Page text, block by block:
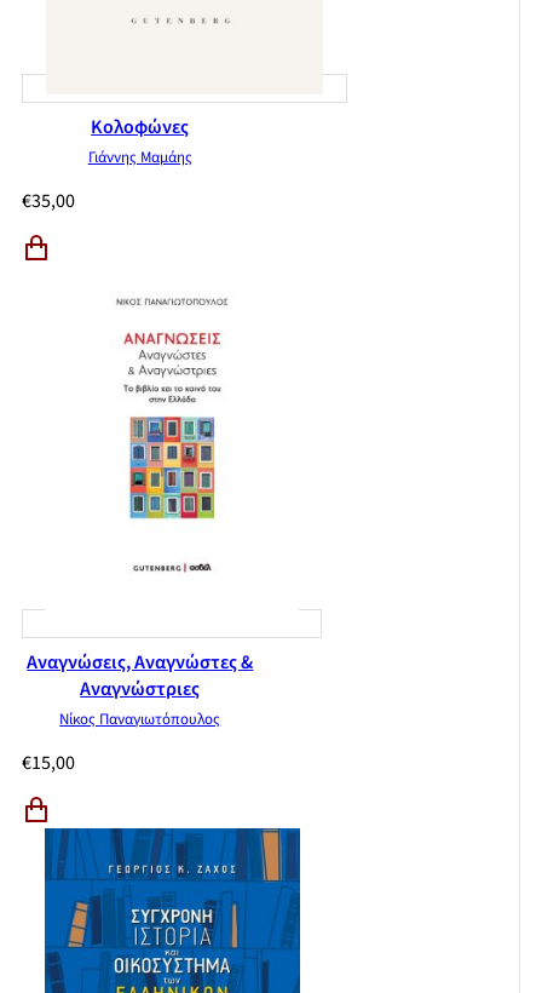
Κολοφώνες
Γιάννης Μαμάης
€35,00
Αναγνώσεις, Αναγνώστες &
Αναγνώστριες
Νίκος Παναγιωτόπουλος
€15,00